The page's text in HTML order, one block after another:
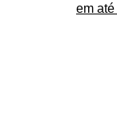
em até